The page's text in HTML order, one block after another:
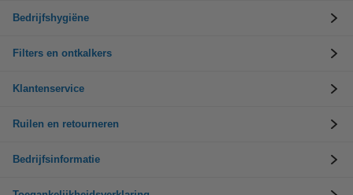
Bedrijfshygiëne
Filters en ontkalkers
Klantenservice
Ruilen en retourneren
Bedrijfsinformatie